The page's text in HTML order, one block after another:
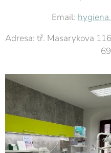
Email:
Adresa: tř. Masarykova